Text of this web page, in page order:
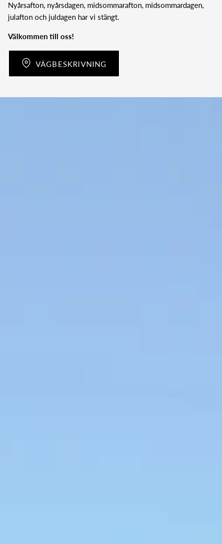
Nyårsafton, nyårsdagen, midsommarafton, midsommardagen,
julafton och juldagen har vi stängt.
Välkommen till oss!
VÄGBESKRIVNING